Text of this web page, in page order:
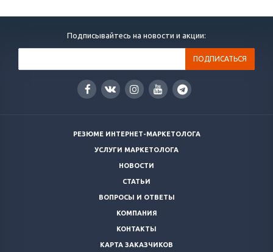
Подписывайтесь на новости и акции:
РЕЗЮМЕ ИНТЕРНЕТ-МАРКЕТОЛОГА
УСЛУГИ МАРКЕТОЛОГА
НОВОСТИ
СТАТЬИ
ВОПРОСЫ И ОТВЕТЫ
КОМПАНИЯ
КОНТАКТЫ
КАРТА ЗАКАЗЧИКОВ